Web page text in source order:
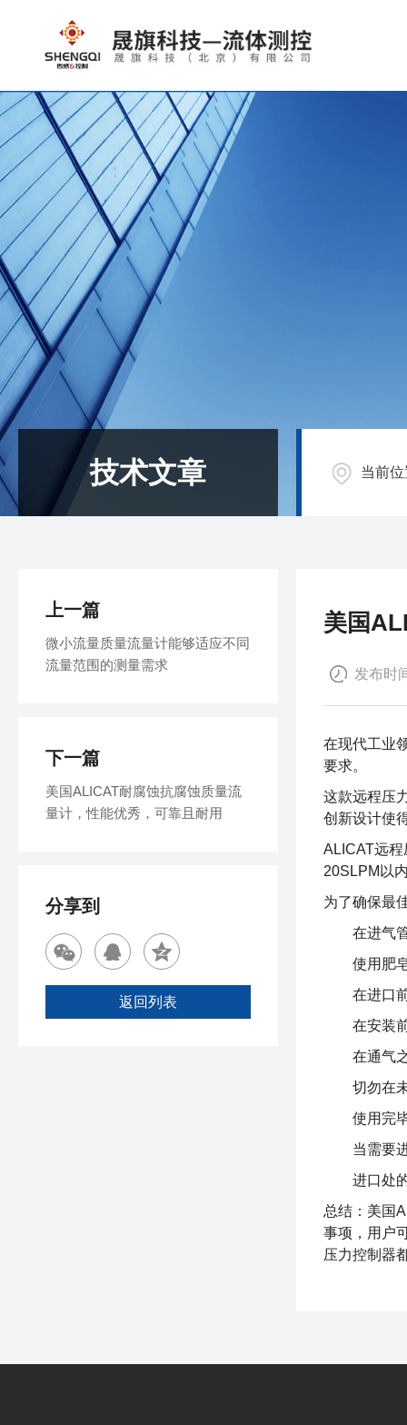
技术文章 当前
美国
发布时
在现代工业
要求。
这款远程压
创新设计使
ALICAT远
20SLPM以
为了确保最
在进气
使用肥
在进口
在安装
在通气
切勿在
使用完
当需要
进口处
总结：美国
事项，用户
压力控制器
上一篇
微小流量质量流量计能够适应不同
流量范围的测量需求
下一篇
美国ALICAT耐腐蚀抗腐蚀质量流
量计，性能优秀，可靠且耐用
分享到
返回列表